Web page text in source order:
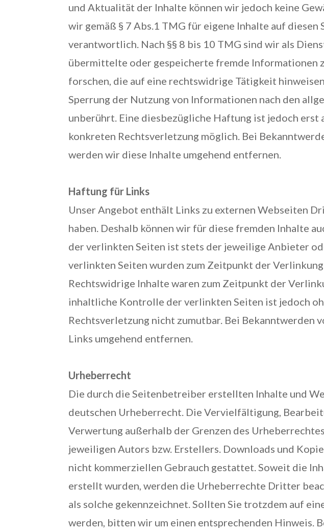
und Aktualität der Inhalte können wir jedoch keine
wir gemäß § 7 Abs.1 TMG für eigene Inhalte auf diesen
verantwortlich. Nach §§ 8 bis 10 TMG sind wir als
übermittelte oder gespeicherte fremde Informationen
forschen, die auf eine rechtswidrige Tätigkeit
Sperrung der Nutzung von Informationen nach den
unberührt. Eine diesbezügliche Haftung ist jedoch
konkreten Rechtsverletzung möglich. Bei
werden wir diese Inhalte umgehend entfernen.
Haftung für Links
Unser Angebot enthält Links zu externen Webseiten
haben. Deshalb können wir für diese fremden Inhalte
der verlinkten Seiten ist stets der jeweilige Anbieter
verlinkten Seiten wurden zum Zeitpunkt der
Rechtswidrige Inhalte waren zum Zeitpunkt der
inhaltliche Kontrolle der verlinkten Seiten ist jedoch
Rechtsverletzung nicht zumutbar. Bei Bekanntwerden
Links umgehend entfernen.
Urheberrecht
Die durch die Seitenbetreiber erstellten Inhalte und
deutschen Urheberrecht. Die Vervielfältigung,
Verwertung außerhalb der Grenzen des
jeweiligen Autors bzw. Erstellers. Downloads und
nicht kommerziellen Gebrauch gestattet. Soweit die
erstellt wurden, werden die Urheberrechte Dritter
als solche gekennzeichnet. Sollten Sie trotzdem auf
werden, bitten wir um einen entsprechenden Hinweis.